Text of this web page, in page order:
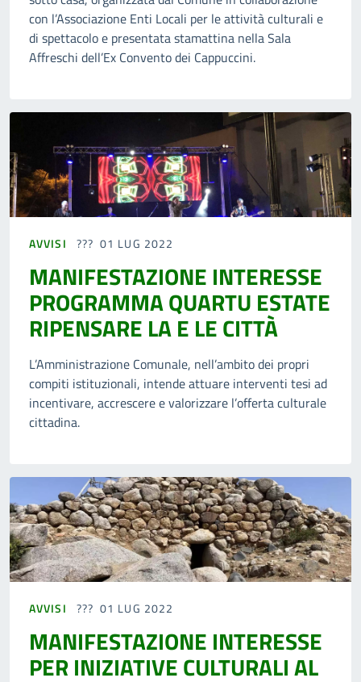
con l’Associazione Enti Locali per le attività culturali e
di spettacolo e presentata stamattina nella Sala
Affreschi dell’Ex Convento dei Cappuccini.
AVVISI 01 LUG 2022
MANIFESTAZIONE INTERESSE
PROGRAMMA QUARTU ESTATE
RIPENSARE LA E LE CITTÀ
L’Amministrazione Comunale, nell’ambito dei propri
compiti istituzionali, intende attuare interventi tesi ad
incentivare, accrescere e valorizzare l’offerta culturale
cittadina.
AVVISI 01 LUG 2022
MANIFESTAZIONE INTERESSE
PER INIZIATIVE CULTURALI AL